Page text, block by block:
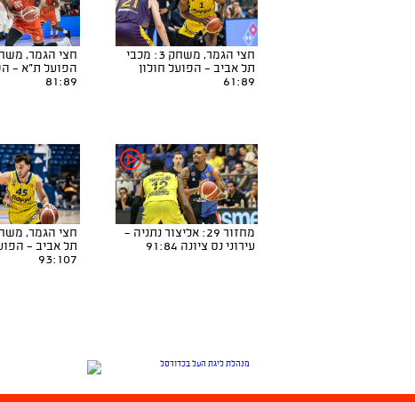
חצי הגמר, משחק 3: מכבי
תל אביב - הפועל חולון
61:89
הפועל ת"א -
81:89
מחזור 29: אליצור נתניה -
עירוני נס ציונה 91:84
תל אביב -
93:107